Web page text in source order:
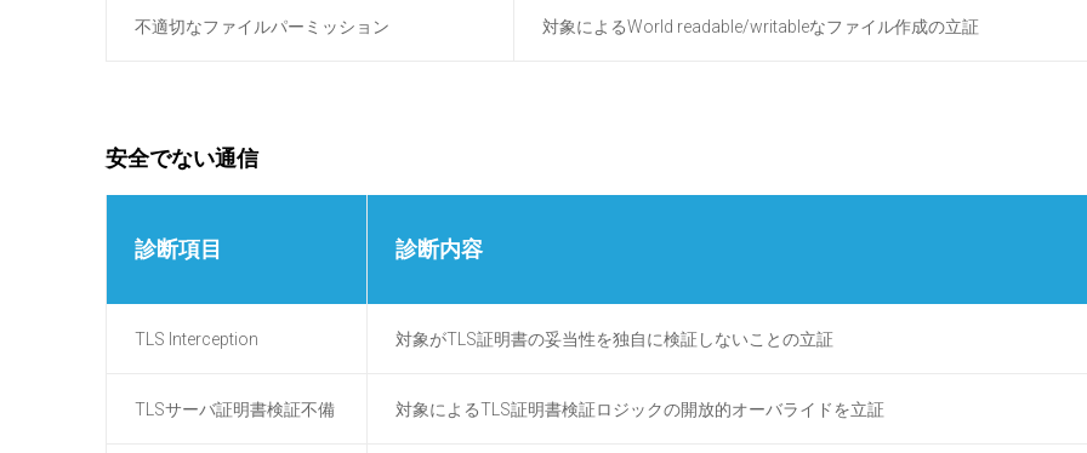
不適切なファイルパーミッション 対象によるWorld readable/writableなファイル作成の立証
安全でない通信
診断項目 診断内容
TLS Interception 対象がTLS証明書の妥当性を独自に検証しないことの立証
TLSサーバ証明書検証不備 対象によるTLS証明書検証ロジックの開放的オーバライドを立証